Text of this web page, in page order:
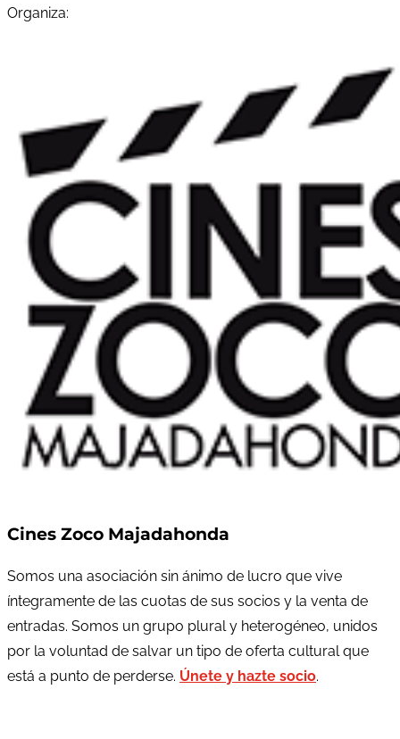
Organiza:
Cines Zoco Majadahonda
Somos una asociación sin ánimo de lucro que vive
íntegramente de las cuotas de sus socios y la venta de
entradas. Somos un grupo plural y heterogéneo, unidos
por la voluntad de salvar un tipo de oferta cultural que
está a punto de perderse. Únete y hazte socio.